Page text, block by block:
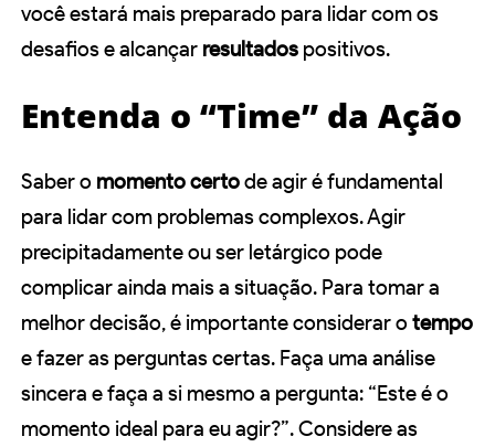
você estará mais preparado para lidar com os
desafios e alcançar resultados positivos.
Entenda o “Time” da Ação
Saber o momento certode agir é fundamental
para lidar com problemas complexos. Agir
precipitadamente ou ser letárgico pode
complicar ainda mais a situação. Para tomar a
melhor decisão, é importante considerar o tempo
e fazer as perguntas certas. Faça uma análise
sincera e faça a si mesmo a pergunta: “Este é o
momento ideal para eu agir?”. Considere as